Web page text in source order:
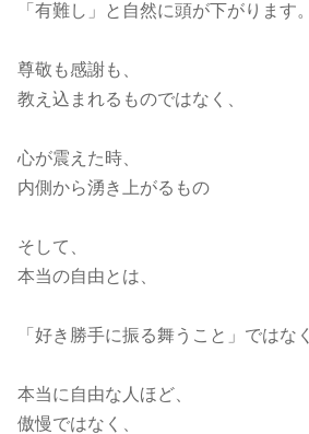
「有難し」と自然に頭が下がります。
尊敬も感謝も、
教え込まれるものではなく、
心が震えた時、
内側から湧き上がるもの
そして、
本当の自由とは、
「好き勝手に振る舞うこと」ではなく
本当に自由な人ほど、
傲慢ではなく、